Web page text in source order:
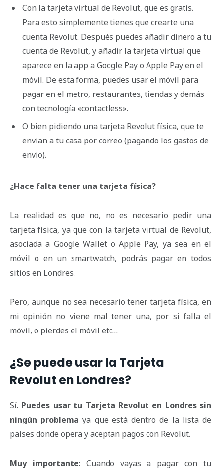
Con la tarjeta virtual de Revolut, que es gratis.
Para esto simplemente tienes que crearte una
cuenta Revolut. Después puedes añadir dinero a tu
cuenta de Revolut, y añadir la tarjeta virtual que
aparece en la app a Google Pay o Apple Pay en el
móvil. De esta forma, puedes usar el móvil para
pagar en el metro, restaurantes, tiendas y demás
con tecnología «contactless».
O bien pidiendo una tarjeta Revolut física, que te
envían a tu casa por correo (pagando los gastos de
envío).
¿Hace falta tener una tarjeta física?
La realidad es que no, no es necesario pedir una
tarjeta física, ya que con la tarjeta virtual de Revolut,
asociada a Google Wallet o Apple Pay, ya sea en el
móvil o en un smartwatch, podrás pagar en todos
sitios en Londres.
Pero, aunque no sea necesario tener tarjeta física, en
mi opinión no viene mal tener una, por si falla el
móvil, o pierdes el móvil etc…
¿Se puede usar la Tarjeta
Revolut en Londres?
Sí. Puedes usar tu Tarjeta Revolut en Londres sin
ningún problema ya que está dentro de la lista de
países donde opera y aceptan pagos con Revolut.
Muy importante: Cuando vayas a pagar con tu